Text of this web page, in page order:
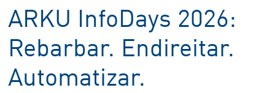
ARKU InfoDays 2026:
Rebarbar. Endireitar.
Automatizar.